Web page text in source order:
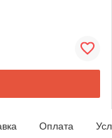
Оплата